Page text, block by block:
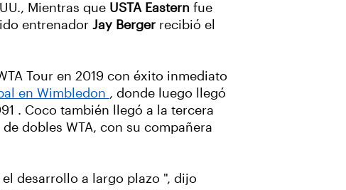
Mientras que USTA Eastern fue
entrenador Jay Berger recibió el
Tour en 2019 con éxito inmediato
en Wimbledon , donde luego llegó
. Coco también llegó a la tercera
dobles WTA, con su compañera
desarrollo a largo plazo ", dijo